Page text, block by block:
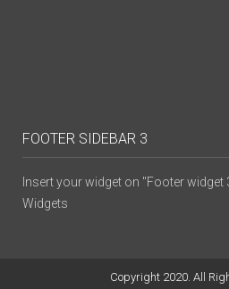
FOOTER SIDEBAR 3
Insert your widget on "Footer widget
Widgets
Copyright 2020. All